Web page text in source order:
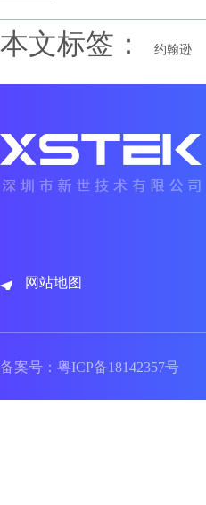
本文标签： 约翰逊
网站地图
备案号： 粤ICP备18142357号